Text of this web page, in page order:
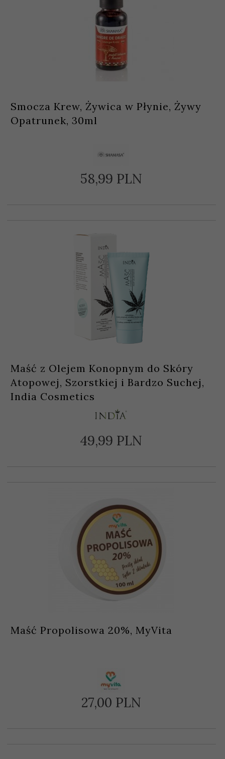
Smocza Krew, Żywica w Płynie, Żywy
Opatrunek, 30ml
58,99 PLN
Maść z Olejem Konopnym do Skóry
Atopowej, Szorstkiej i Bardzo Suchej,
India Cosmetics
49,99 PLN
Maść Propolisowa 20%, MyVita
27,00 PLN